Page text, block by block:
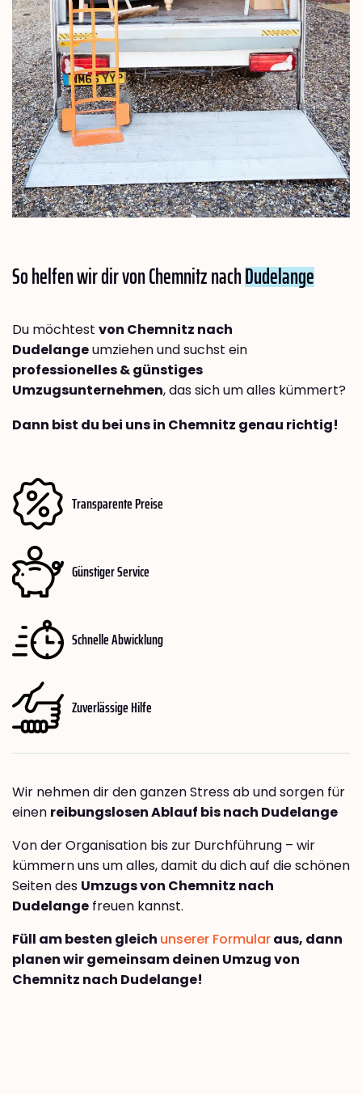
So helfen wir dir von Chemnitz nachDudelange
Du möchtest von Chemnitz nach
Dudelangeumziehen und suchst ein
professionelles & günstiges
Umzugsunternehmen, das sich um alles kümmert?
Dann bist du bei uns in Chemnitz genau richtig!
Transparente Preise
Günstiger Service
Schnelle Abwicklung
Zuverlässige Hilfe
Wir nehmen dir den ganzen Stress ab und sorgen für
einen reibungslosen Ablauf bis nach Dudelange
Von der Organisation bis zur Durchführung – wir
kümmern uns um alles, damit du dich auf die schönen
Seiten des Umzugs von Chemnitz nach
Dudelange freuen kannst.
Füll am besten gleich unserer Formularaus, dann
planen wir gemeinsam deinen Umzug von
Chemnitz nach Dudelange!